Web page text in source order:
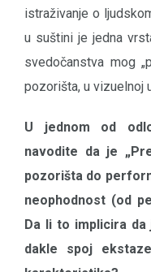
istraživanje o
u suštini je jedna
svedočanstva mog
pozorišta, u vizuelnoj
U jednom od
navodite da je
pozorišta do
neophodnost (od
Da li to implicira
dakle spoj